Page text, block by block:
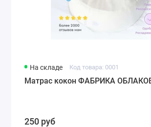
На складе Код товара: 0001
Матрас кокон ФАБРИКА
250 руб